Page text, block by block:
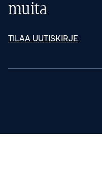
muita
TILAA UUTISKIRJE